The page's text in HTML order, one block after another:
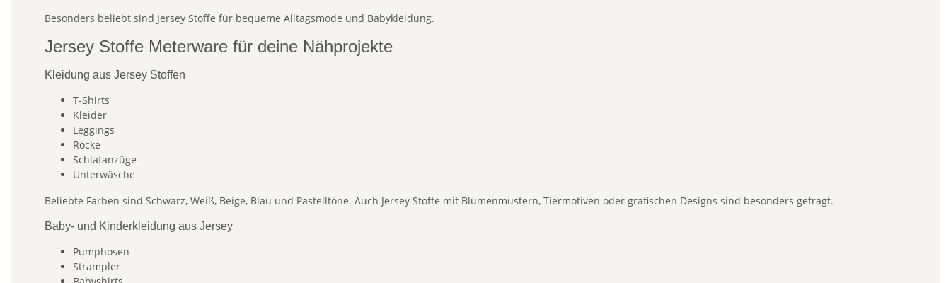
Besonders beliebt sind Jersey Stoffe für bequeme Alltagsmode und Babykleidung.
Jersey Stoffe Meterware für deine Nähprojekte
Kleidung aus Jersey Stoffen
T-Shirts
Kleider
Leggings
Röcke
Schlafanzüge
Unterwäsche
Beliebte Farben sind Schwarz, Weiß, Beige, Blau und Pastelltöne. Auch Jersey Stoffe mit Blumenmustern, Tiermotiven oder grafischen Designs sind besonders gefragt.
Baby- und Kinderkleidung aus Jersey
Pumphosen
Strampler